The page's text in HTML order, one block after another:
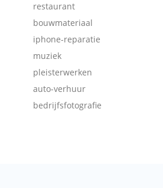
restaurant
bouwmateriaal
iphone-reparatie
muziek
pleisterwerken
auto-verhuur
bedrijfsfotografie